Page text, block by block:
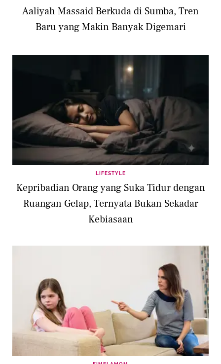
Aaliyah Massaid Berkuda di Sumba, Tren
Baru yang Makin Banyak Digemari
LIFESTYLE
Kepribadian Orang yang Suka Tidur dengan
Ruangan Gelap, Ternyata Bukan Sekadar
Kebiasaan